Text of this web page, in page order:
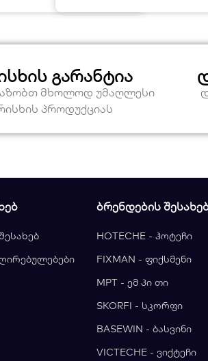
გარანტია
მხოლოდ უმაღლესი
პროდუქციას
ᲑᲠᲔᲜᲓᲔᲑᲘᲡ
HOTECHE - ჰოტეჩი
FIXMAN - ფიქსმენი
MPT - ემ პი თი
SKORFI - სკორფი
BASEWIN - ბასვინი
VICTECHE - ვიქტეჩი